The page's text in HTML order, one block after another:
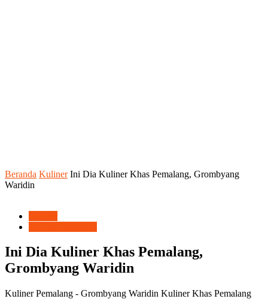
Beranda Kuliner Ini Dia Kuliner Khas Pemalang, Grombyang
Waridin
Ini Dia Kuliner Khas Pemalang,
Grombyang Waridin
Kuliner Pemalang - Grombyang Waridin Kuliner Khas Pemalang